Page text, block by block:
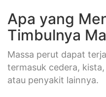
Apa yang
Timbulnya
Massa perut dapat
termasuk cedera,
atau penyakit lainnya.